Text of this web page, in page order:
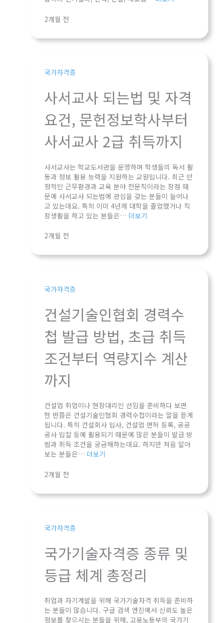
2개월 전
국가자격증
사서교사 되는법 및 자격
요건, 문헌정보학사부터
사서교사 2급 취득까지
사서교사는 학교도서관을 운영하며 학생들의 독서 활
동과 정보 활용 능력을 지원하는 교원입니다. 최근 안
정적인 근무환경과 교육 분야 전문직이라는 장점 때
문에 사서교사 되는법에 관심을 갖는 분들이 늘어나
고 있는데요. 특히 이미 4년제 대학을 졸업했거나 직
장생활을 하고 있는 분들은… 더보기
2개월 전
국가자격증
건설기술인협회 경력수
첩 발급 방법, 초급 취득
조건부터 역량지수 계산
까지
건설업 취업이나 현장대리인 선임을 준비하다 보면
한 번쯤은 건설기술인협회 경력수첩이라는 말을 듣게
됩니다. 특히 건설회사 입사, 건설업 면허 등록, 공공
공사 입찰 등에 활용되기 때문에 많은 분들이 발급 방
법과 취득 조건을 궁금해하는데요. 하지만 처음 알아
보는 분들은… 더보기
2개월 전
국가자격증
국가기술자격증 종류 및
등급 체계 총정리
취업과 자기계발을 위해 국가기술자격 취득을 준비하
는 분들이 많습니다. 구글 검색 엔진에서 신뢰도 높은
정보를 찾으시는 분들을 위해, 고용노동부의 국가기